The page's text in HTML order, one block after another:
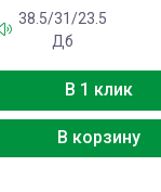
38.5/31/23.5
Дб
В 1 клик
В корзину